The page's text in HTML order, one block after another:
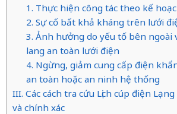
1. Thực hiện công tác theo kế
2. Sự cố bất khả kháng trên lưới
3. Ảnh hưởng do yếu tố bên ngoài
lang an toàn lưới điện
4. Ngừng, giảm cung cấp điện
an toàn hoặc an ninh hệ thống
III. Các cách tra cứu Lịch cúp điện
và chính xác